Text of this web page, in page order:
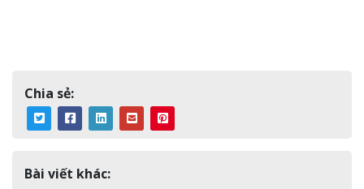
Chia sẻ:
Bài viết khác: